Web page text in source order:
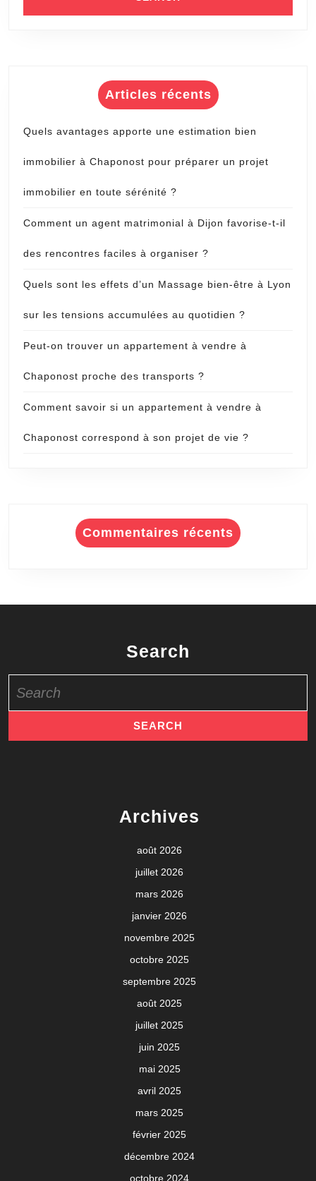
Articles récents
Quels avantages apporte une estimation bien
immobilier à Chaponost pour préparer un projet
immobilier en toute sérénité ?
Comment un agent matrimonial à Dijon favorise-t-il
des rencontres faciles à organiser ?
Quels sont les effets d’un Massage bien-être à Lyon
sur les tensions accumulées au quotidien ?
Peut-on trouver un appartement à vendre à
Chaponost proche des transports ?
Comment savoir si un appartement à vendre à
Chaponost correspond à son projet de vie ?
Commentaires récents
Search
for:
Archives
août 2026
juillet 2026
mars 2026
janvier 2026
novembre 2025
octobre 2025
septembre 2025
août 2025
juillet 2025
juin 2025
mai 2025
avril 2025
mars 2025
février 2025
décembre 2024
octobre 2024